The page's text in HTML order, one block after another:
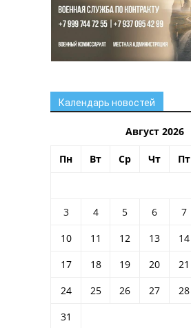
Календарь новостей
Август 2026
Пн Вт Ср Чт Пт
3
4 5 6 7
10
11 12 13 14
17
18 19 20 21
24
25 26 27 28
31